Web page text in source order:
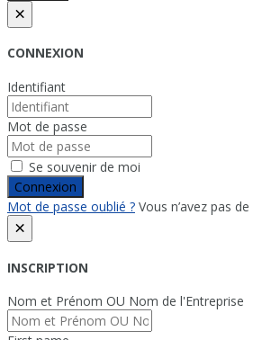
×
CONNEXION
Identifiant
Mot de passe
Se souvenir de moi
Connexion
Mot de passe oublié ? Vous n’avez pas
×
INSCRIPTION
Nom et Prénom OU Nom de l'Entreprise